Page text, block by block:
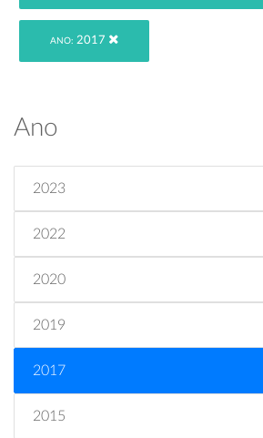
ANO: 2017
Ano
2023
2022
2020
2019
2017
2015